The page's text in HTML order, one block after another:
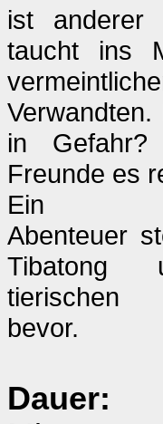
ist anderer
taucht ins
in Gefahr?
Freunde es
Ein
Abenteuer
Tibatong
tierischen
bevor.
Dauer: